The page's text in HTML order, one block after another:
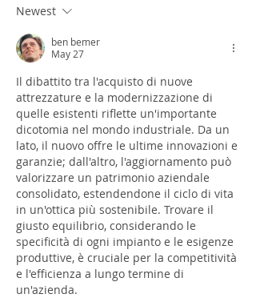
Newest
ben bemer
May 27
Il dibattito tra l'acquisto di nuove
attrezzature e la modernizzazione di
quelle esistenti riflette un'importante
dicotomia nel mondo industriale. Da un
lato, il nuovo offre le ultime innovazioni e
garanzie; dall'altro, l'aggiornamento può
valorizzare un patrimonio aziendale
consolidato, estendendone il ciclo di vita
in un'ottica più sostenibile. Trovare il
giusto equilibrio, considerando le
specificità di ogni impianto e le esigenze
produttive, è cruciale per la competitività
e l'efficienza a lungo termine di
un'azienda.